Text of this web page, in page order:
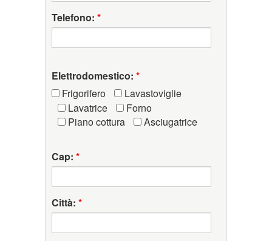
Telefono: *
Elettrodomestico: *
Frigorifero
Lavastoviglie
Lavatrice
Forno
Piano cottura
Asciugatrice
Cap: *
Città: *